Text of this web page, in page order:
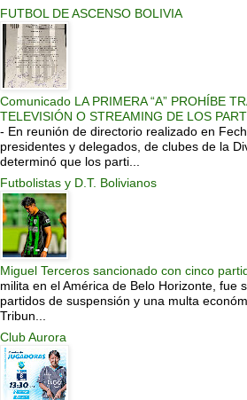
FUTBOL DE ASCENSO BOLIVIA
Comunicado LA PRIMERA “A” PROHÍBE
TELEVISIÓN O STREAMING DE LOS
- En reunión de directorio realizado en
presidentes y delegados, de clubes de la
determinó que los parti...
Futbolistas y D.T. Bolivianos
Miguel Terceros sancionado con cinco
milita en el América de Belo Horizonte, fue
partidos de suspensión y una multa
Tribun...
Club Aurora